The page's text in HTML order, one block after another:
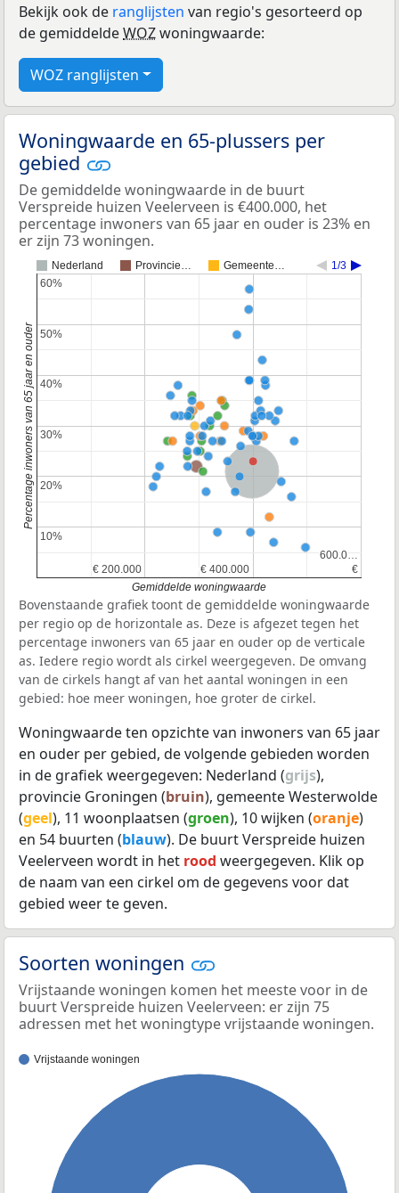
Bekijk ook de ranglijsten van regio's gesorteerd op
de gemiddeldeWOZwoningwaarde:
WOZ ranglijsten
Woningwaarde en 65-plussers per
gebied
De gemiddelde woningwaarde in de buurt
Verspreide huizen Veelerveen is €400.000, het
percentage inwoners van 65 jaar en ouder is 23% en
er zijn 73 woningen.
Nederland Provincie… Gemeente… 1/3
Nederland
€ 200.000
€ 200.000 € 400.000
€ 400.000 €
€
600.0…
600.0…
10%
10%
20%
20%
30%
30%
40%
40%
50%
50%
60%
60%
Gemiddelde woningwaarde
Percentage inwoners van 65 jaar en ouder
Bovenstaande grafiek toont de gemiddelde woningwaarde
per regio op de horizontale as. Deze is afgezet tegen het
percentage inwoners van 65 jaar en ouder op de verticale
as. Iedere regio wordt als cirkel weergegeven. De omvang
van de cirkels hangt af van het aantal woningen in een
gebied: hoe meer woningen, hoe groter de cirkel.
Woningwaarde ten opzichte van inwoners van 65 jaar
en ouder per gebied, de volgende gebieden worden
in de grafiek weergegeven: Nederland (grijs),
provincie Groningen (bruin), gemeente Westerwolde
(geel), 11 woonplaatsen (groen), 10 wijken (oranje)
en 54 buurten (blauw). De buurt Verspreide huizen
Veelerveen wordt in het rood weergegeven. Klik op
de naam van een cirkel om de gegevens voor dat
gebied weer te geven.
Soorten woningen
Vrijstaande woningen komen het meeste voor in de
buurt Verspreide huizen Veelerveen: er zijn 75
adressen met het woningtype vrijstaande woningen.
Vrijstaande woningen